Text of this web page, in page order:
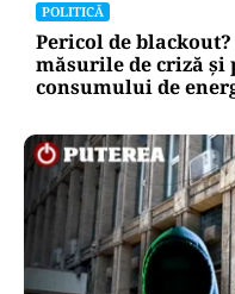
POLITICĂ
Pericol de
măsurile de criză și
consumului de